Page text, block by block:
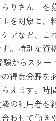
りさん」を
を対象に、
アなど、こ
。特別な資
からスター
得意分野を
えます。時
の利用者を
わせて働き